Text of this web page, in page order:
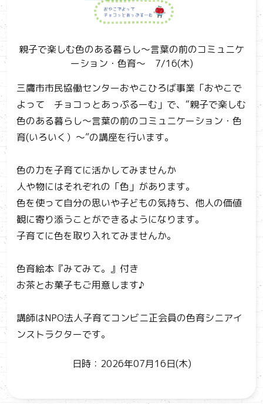
親子で楽しむ色のある暮らし～言葉の前のコミュニケ
ーション・色育～ 7/16(木)
三鷹市市民協働センターおやこひろば事業「おやこで
よって チョコっとあっぷるーむ」で、“親子で楽しむ
色のある暮らし～言葉の前のコミュニケーション・色
育(いろいく）〜”の講座を行います。
色の力を子育てに活かしてみませんか
人や物にはそれぞれの「色」があります。
色を使って自分の思いや子どもの気持ち、他人の価値
観に寄り添うことができるようになります。
子育てに色を取り入れてみませんか。
色育絵本『みてみて。』付き
お茶とお菓子もご用意します♪
講師はNPO法人子育てコンビニ正会員の色育シニアイ
ンストラクターです。
日時：2026年07月16日(木)